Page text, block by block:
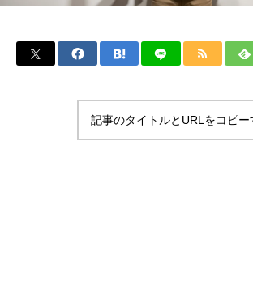
記事のタイトルとURLをコピー